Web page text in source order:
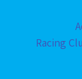
Racing